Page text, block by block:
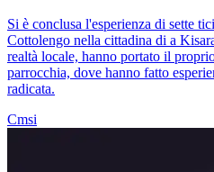
Si è conclusa l'esperienza di sette
Cottolengo nella cittadina di a
realtà locale, hanno portato il
parrocchia, dove hanno fatto
radicata.
Cmsi